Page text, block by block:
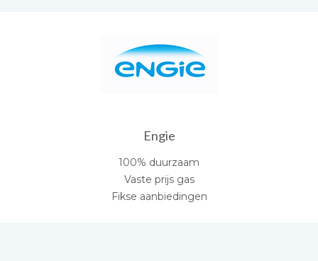
Engie
100% duurzaam
Vaste prijs gas
Fikse aanbiedingen